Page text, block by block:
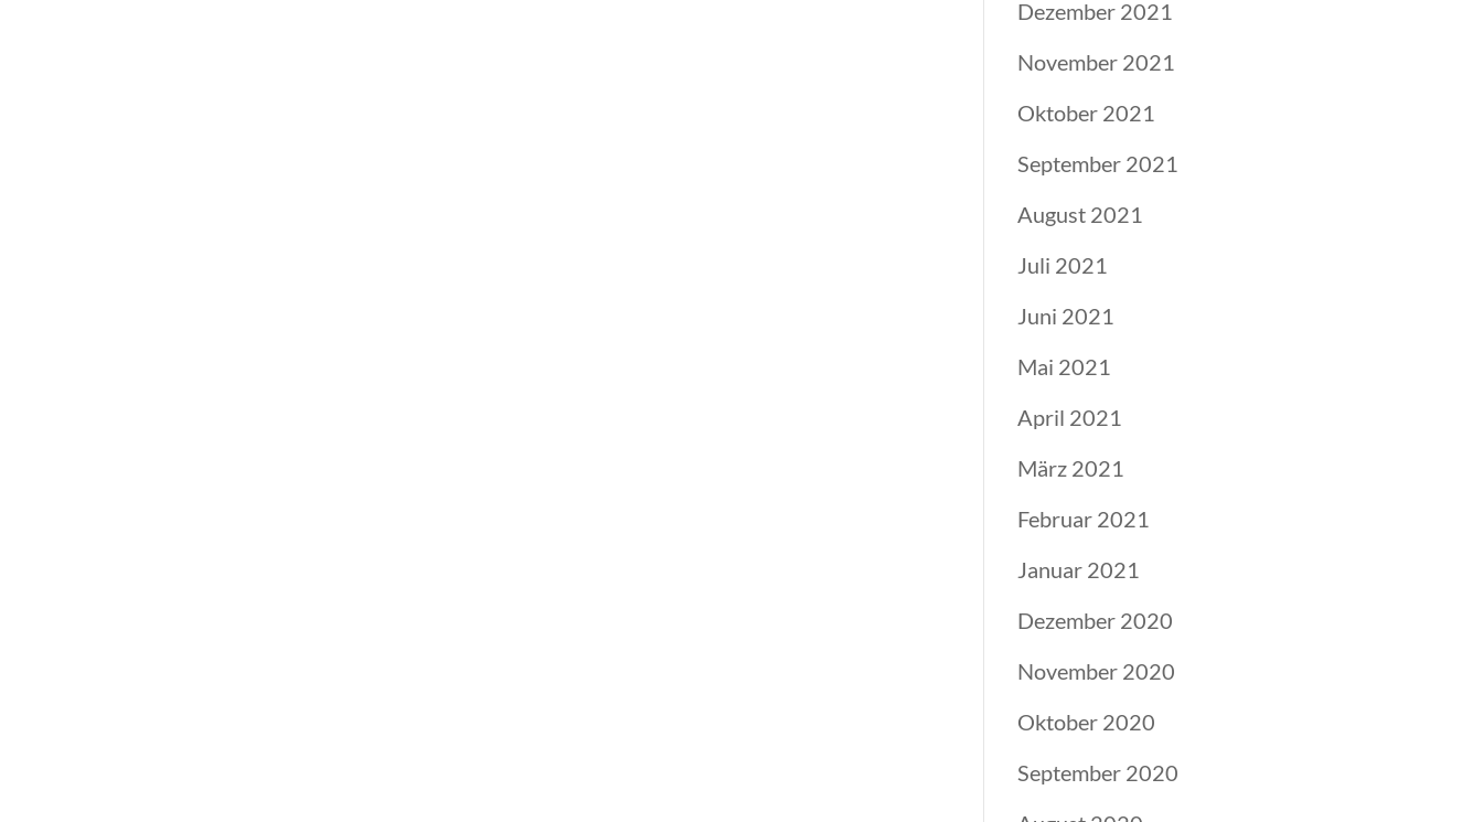
Dezember 2021
November 2021
Oktober 2021
September 2021
August 2021
Juli 2021
Juni 2021
Mai 2021
April 2021
März 2021
Februar 2021
Januar 2021
Dezember 2020
November 2020
Oktober 2020
September 2020